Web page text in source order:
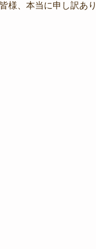
皆様、本当に申し訳あり